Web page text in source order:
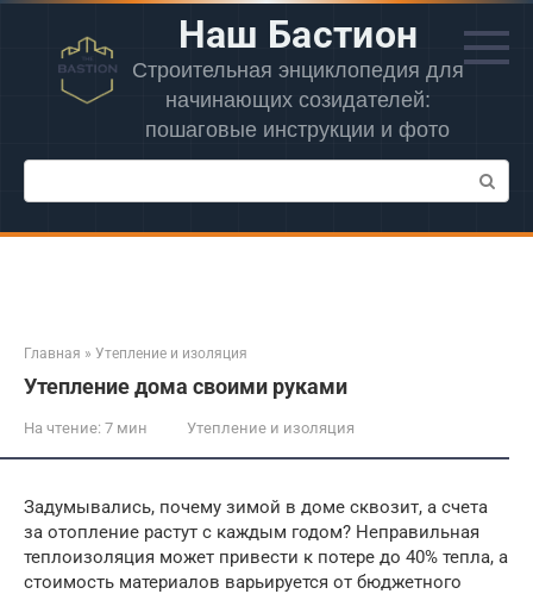
Перейти
контенту
Наш Бастион
Строительная энциклопедия для
начинающих созидателей:
пошаговые инструкции и фото
Поиск:
Главная » Утепление и изоляция
Утепление дома своими руками
На чтение: 7 мин Утепление и изоляция
Задумывались, почему зимой в доме сквозит, а счета
за отопление растут с каждым годом? Неправильная
теплоизоляция может привести к потере до 40% тепла, а
стоимость материалов варьируется от бюджетного